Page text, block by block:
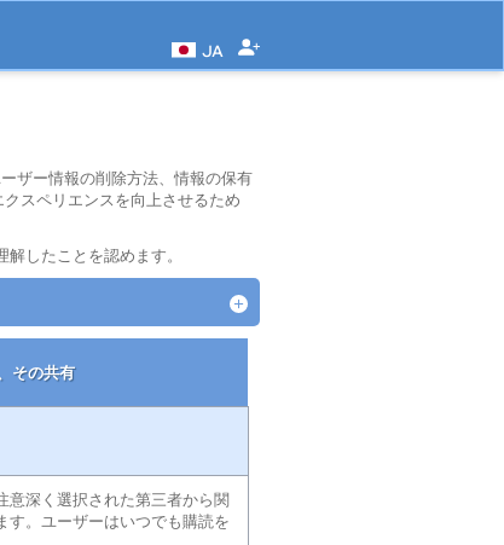
JA
ザー情報の削除方法、情報の保有
スペリエンスを向上させるため
したことを認めます。
その共有
意深く選択された第三者から関
す。ユーザーはいつでも購読を